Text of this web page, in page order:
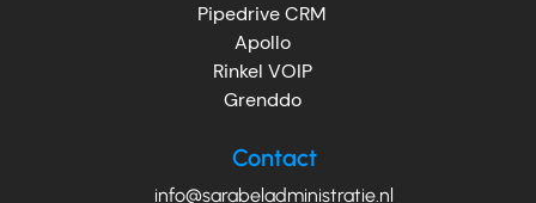
Pipedrive CRM
Apollo
Rinkel VOIP
Grenddo
Contact
info@sarabeladministratie.nl